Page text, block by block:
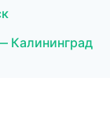
Калининград